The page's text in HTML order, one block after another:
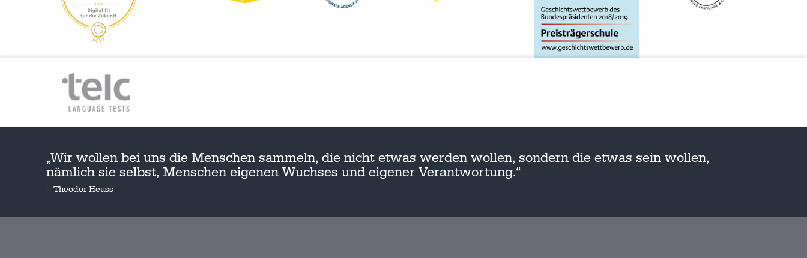
„Wir wollen bei uns die Menschen sammeln, die nicht etwas werden wollen, sondern die etwas sein wollen,
nämlich sie selbst, Menschen eigenen Wuchses und eigener Verantwortung.“
– Theodor Heuss